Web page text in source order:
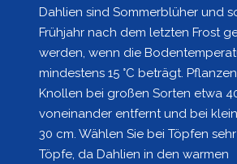
Dahlien sind Sommerblüher und
Frühjahr nach dem letzten Frost
werden, wenn die
mindestens 15 °C beträgt.
Knollen bei großen Sorten etwa
voneinander entfernt und bei
30 cm. Wählen Sie bei Töpfen
Töpfe, da Dahlien in den warmen